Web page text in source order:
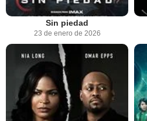
Sin piedad
23 de enero de 2026